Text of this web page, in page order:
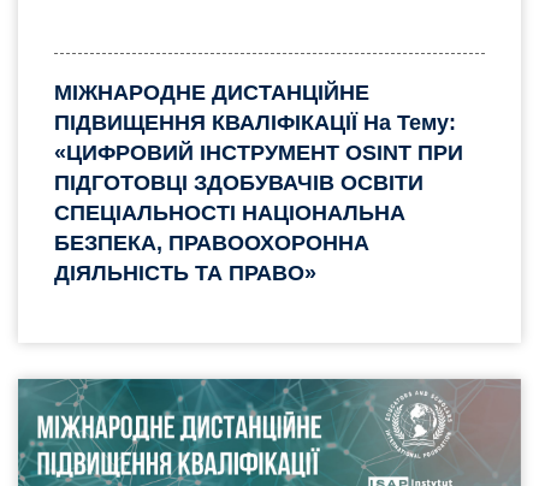
МІЖНАРОДНЕ ДИСТАНЦІЙНЕ
ПІДВИЩЕННЯ КВАЛІФІКАЦІЇ На Тему:
«ЦИФРОВИЙ ІНСТРУМЕНТ OSINT ПРИ
ПІДГОТОВЦІ ЗДОБУВАЧІВ ОСВІТИ
СПЕЦІАЛЬНОСТІ НАЦІОНАЛЬНА
БЕЗПЕКА, ПРАВООХОРОННА
ДІЯЛЬНІСТЬ ТА ПРАВО»